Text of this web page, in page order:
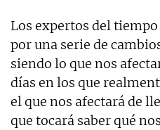
Los expertos del
por una serie de
siendo lo que nos
días en los que
el que nos afectará de
que tocará saber qué